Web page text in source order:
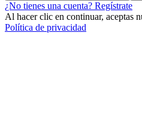
¿No tienes una cuenta? Regístrate
Al hacer clic en continuar, aceptas
Política de privacidad